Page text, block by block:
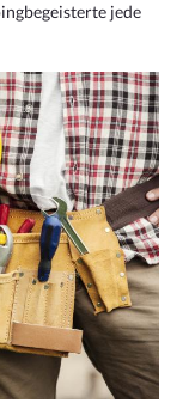
jede